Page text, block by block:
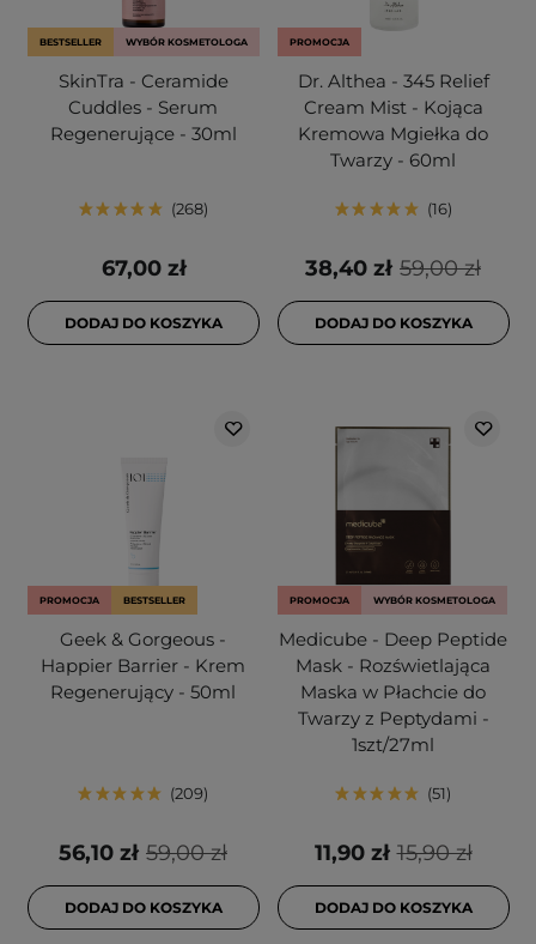
BESTSELLER WYBÓR KOSMETOLOGA
SkinTra - Ceramide
Cuddles - Serum
Regenerujące - 30ml
268
67,00 zł
DODAJ DO KOSZYKA
PROMOCJA
Dr. Althea - 345 Relief
Cream Mist - Kojąca
Kremowa Mgiełka do
Twarzy - 60ml
16
59,00 zł
38,40 zł
DODAJ DO KOSZYKA
PROMOCJA BESTSELLER
Geek & Gorgeous -
Happier Barrier - Krem
Regenerujący - 50ml
209
59,00 zł
56,10 zł
DODAJ DO KOSZYKA
PROMOCJA WYBÓR KOSMETOLOGA
Medicube - Deep Peptide
Mask - Rozświetlająca
Maska w Płachcie do
Twarzy z Peptydami -
1szt/27ml
51
15,90 zł
11,90 zł
DODAJ DO KOSZYKA